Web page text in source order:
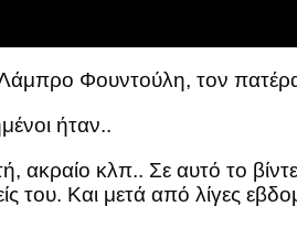
Φουντούλη, τον
ήταν..
ακραίο κλπ.. Σε αυτό το
του. Και μετά από λίγες